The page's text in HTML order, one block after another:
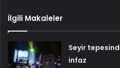
İlgili Makaleler
Seyir
infaz